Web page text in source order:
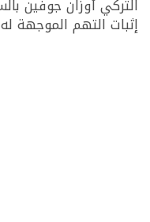
إثبات التهم الموجهة